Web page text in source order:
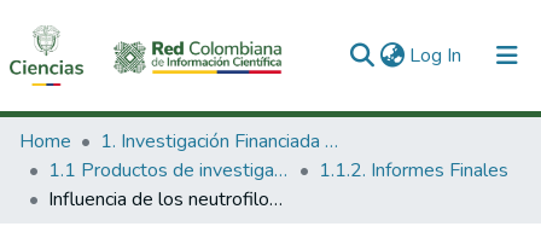
Log In (current)
Communities & Collections
All of DSpace
Home
1. Investigación Financiada con Recursos Públicos
1.1 Productos de investigación
1.1.2. Informes Finales
Influencia de los neutrofilos y eosinofilos sobre la respuesta inmune adaptativa y la evolución de la infección por leishmania (Viannia) padamensis